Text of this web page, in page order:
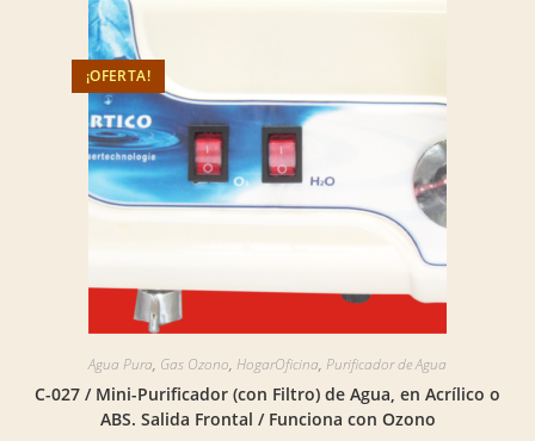
¡OFERTA!
Agua Pura, Gas Ozono, HogarOficina, Purificador de Agua
C-027 / Mini-Purificador (con Filtro) de Agua, en Acrílico o
ABS. Salida Frontal / Funciona con Ozono